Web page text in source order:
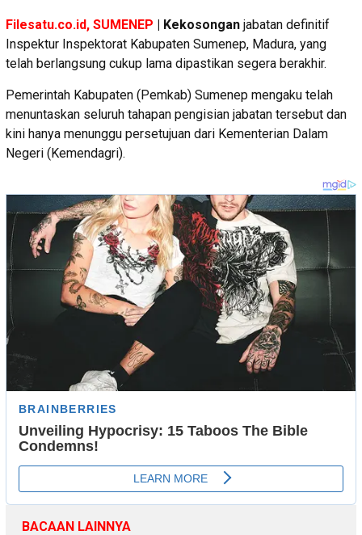
Filesatu.co.id, SUMENEP | Kekosongan jabatan definitif
Inspektur Inspektorat Kabupaten Sumenep, Madura, yang
telah berlangsung cukup lama dipastikan segera berakhir.
Pemerintah Kabupaten (Pemkab) Sumenep mengaku telah
menuntaskan seluruh tahapan pengisian jabatan tersebut dan
kini hanya menunggu persetujuan dari Kementerian Dalam
Negeri (Kemendagri).
BACAAN LAINNYA